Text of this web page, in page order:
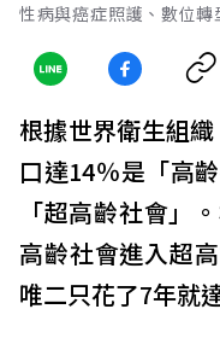
性病與癌症照護、數位轉
根據世界衛生組
口達14％是「高
「超高齡社會」
高齡社會進入超
唯二只花了7年就